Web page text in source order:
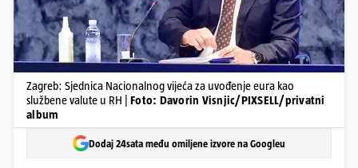
Zagreb: Sjednica Nacionalnog vijeća za uvođenje eura kao
službene valute u RH | Foto: Davorin Visnjic/PIXSELL/privatni
album
Dodaj 24sata među omiljene izvore na Googleu